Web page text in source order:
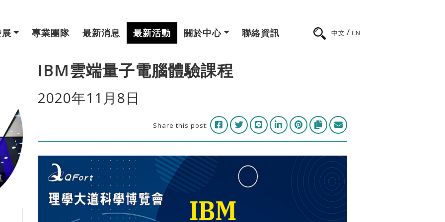
專業團隊 最新消息 最新活動 關於中心 聯絡資訊 中文 / EN
IBM雲端量子電腦體驗課程
2020年11月8日
Share this post: